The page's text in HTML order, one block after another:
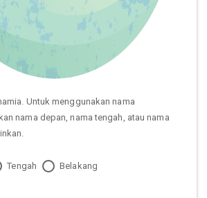
Untuk menggunakan nama
nama depan, nama tengah, atau nama
Tengah Belakang